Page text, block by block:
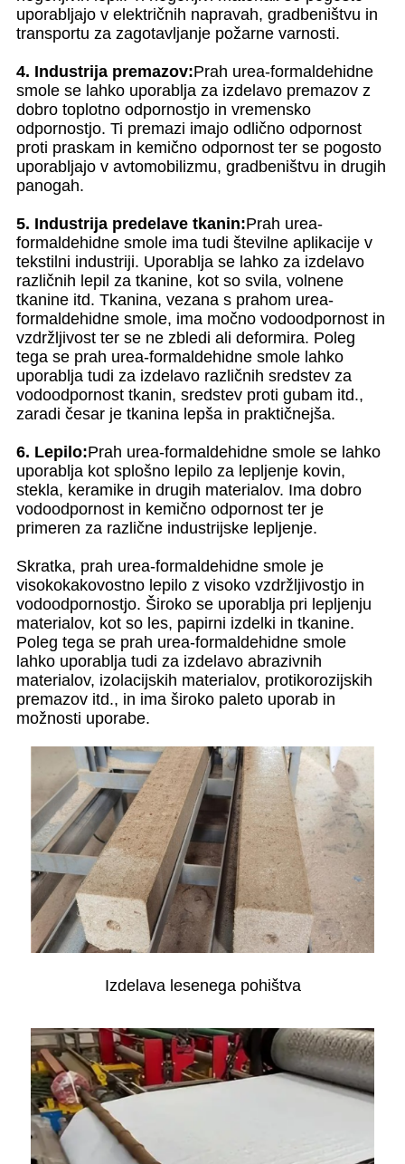
uporabljajo v električnih napravah, gradbeništvu in
transportu za zagotavljanje požarne varnosti.
4. Industrija premazov:Prah urea-formaldehidne
smole se lahko uporablja za izdelavo premazov z
dobro toplotno odpornostjo in vremensko
odpornostjo. Ti premazi imajo odlično odpornost
proti praskam in kemično odpornost ter se pogosto
uporabljajo v avtomobilizmu, gradbeništvu in drugih
panogah.
5. Industrija predelave tkanin:Prah urea-
formaldehidne smole ima tudi številne aplikacije v
tekstilni industriji. Uporablja se lahko za izdelavo
različnih lepil za tkanine, kot so svila, volnene
tkanine itd. Tkanina, vezana s prahom urea-
formaldehidne smole, ima močno vodoodpornost in
vzdržljivost ter se ne zbledi ali deformira. Poleg
tega se prah urea-formaldehidne smole lahko
uporablja tudi za izdelavo različnih sredstev za
vodoodpornost tkanin, sredstev proti gubam itd.,
zaradi česar je tkanina lepša in praktičnejša.
6. Lepilo:Prah urea-formaldehidne smole se lahko
uporablja kot splošno lepilo za lepljenje kovin,
stekla, keramike in drugih materialov. Ima dobro
vodoodpornost in kemično odpornost ter je
primeren za različne industrijske lepljenje.
Skratka, prah urea-formaldehidne smole je
visokokakovostno lepilo z visoko vzdržljivostjo in
vodoodpornostjo. Široko se uporablja pri lepljenju
materialov, kot so les, papirni izdelki in tkanine.
Poleg tega se prah urea-formaldehidne smole
lahko uporablja tudi za izdelavo abrazivnih
materialov, izolacijskih materialov, protikorozijskih
premazov itd., in ima široko paleto uporab in
možnosti uporabe.
Izdelava lesenega pohištva